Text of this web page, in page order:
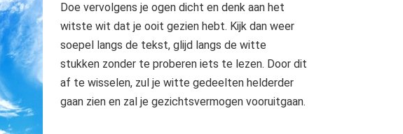
Doe vervolgens je ogen dicht en denk aan het
witste wit dat je ooit gezien hebt. Kijk dan weer
soepel langs de tekst, glijd langs de witte
stukken zonder te proberen iets te lezen. Door dit
af te wisselen, zul je witte gedeelten helderder
gaan zien en zal je gezichtsvermogen vooruitgaan.